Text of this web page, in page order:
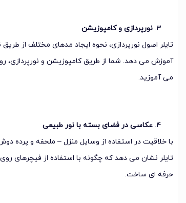
نورپردازی و کامپوزیشن
تایلر اصول نورپردازی، نحوه ایجاد مدهای مختلف از
آموزش می دهد. شما از طریق کامپوزیشن و نورپردازی،
می آموزید.
عکاسی در فضای بسته با نور طبیعی
با خلاقیت در استفاده از وسایل منزل – ملحفه و پرده
تایلر نشان می دهد که چگونه با استفاده از فیچرهای
حرفه ای ساخت.